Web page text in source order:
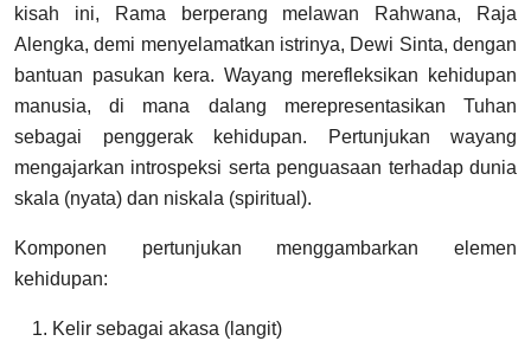
kisah ini, Rama berperang melawan Rahwana, Raja
Alengka, demi menyelamatkan istrinya, Dewi Sinta, dengan
bantuan pasukan kera. Wayang merefleksikan kehidupan
manusia, di mana dalang merepresentasikan Tuhan
sebagai penggerak kehidupan. Pertunjukan wayang
mengajarkan introspeksi serta penguasaan terhadap dunia
skala (nyata) dan niskala (spiritual).
Komponen pertunjukan menggambarkan elemen
kehidupan:
Kelir sebagai akasa (langit)